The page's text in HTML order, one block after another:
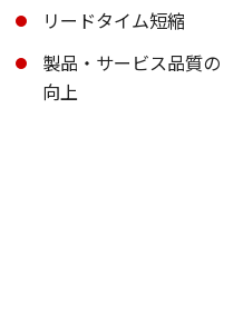
リードタイム短縮
製品・サービス品質の
向上